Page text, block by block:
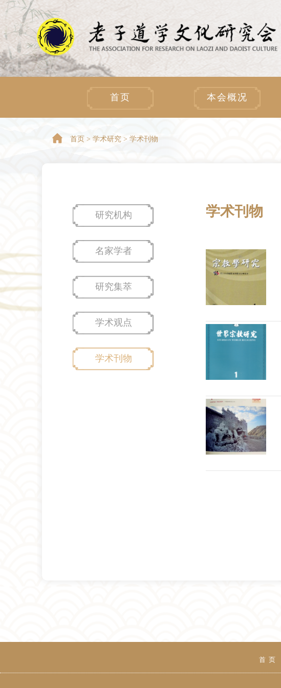
首页 本会概况
首页 > 学术研究 > 学术刊物
研究机构
名家学者
研究集萃
学术观点
学术刊物
学术刊物
首 页